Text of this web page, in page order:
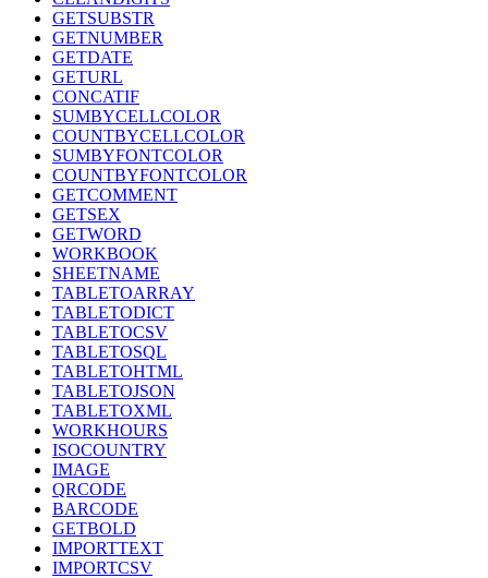
GETSUBSTR
GETNUMBER
GETDATE
GETURL
CONCATIF
SUMBYCELLCOLOR
COUNTBYCELLCOLOR
SUMBYFONTCOLOR
COUNTBYFONTCOLOR
GETCOMMENT
GETSEX
GETWORD
WORKBOOK
SHEETNAME
TABLETOARRAY
TABLETODICT
TABLETOCSV
TABLETOSQL
TABLETOHTML
TABLETOJSON
TABLETOXML
WORKHOURS
ISOCOUNTRY
IMAGE
QRCODE
BARCODE
GETBOLD
IMPORTTEXT
IMPORTCSV